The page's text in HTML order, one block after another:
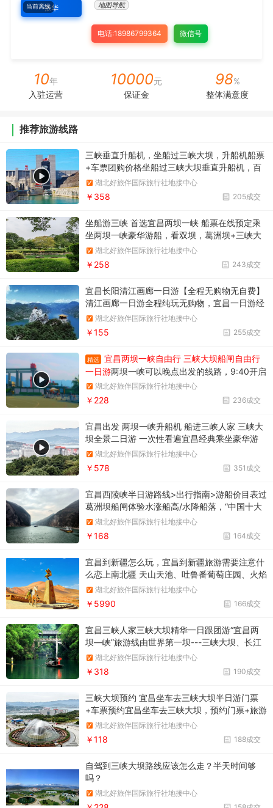
当前离线张华
地图导航
电话:18986799364 微信号
10年
入驻运营
10000元
保证金
98%
整体满意度
推荐旅游线路
三峡垂直升船机，坐船过三峡大坝，升船机船票
+车票团购价格坐船过三峡大坝垂直升船机，百
米升降，小船坐电梯，团购三峡大坝垂直升降机
船票+车票预定优惠价格
湖北好旅伴国际旅行社地接中心
205成交
￥358
坐船游三峡 首选宜昌两坝一峡 船票在线预定乘
坐两坝一峡豪华游船，看双坝，葛洲坝+三峡大
坝，船进三峡大坝一日游
湖北好旅伴国际旅行社地接中心
243成交
￥258
宜昌长阳清江画廊一日游【全程无购物无自费】
清江画廊一日游全程纯玩无购物，宜昌一日游经
典线路推荐，报名电话18986789364
湖北好旅伴国际旅行社地接中心
255成交
￥155
精选
宜昌两坝一峡自由行 三峡大坝船闸自由行
一日游两坝一峡可以晚点出发的线路，9:40开启
三峡之旅。两坝一峡游船过葛洲坝船闸
湖北好旅伴国际旅行社地接中心
236成交
￥228
宜昌出发 两坝一峡升船机 船进三峡人家 三峡大
坝全景二日游 一次性看遍宜昌经典乘坐豪华游
船，过葛洲坝+三峡大坝，游船直达三峡魅力人
家，近距离观三峡大坝，商旅必选打卡宜昌经典
湖北好旅伴国际旅行社地接中心
351成交
￥578
宜昌西陵峡半日游路线>出行指南>游船价目表过
葛洲坝船闸体验水涨船高/水降船落，“中国十大
风景名胜”之一
湖北好旅伴国际旅行社地接中心
164成交
￥168
宜昌到新疆怎么玩，宜昌到新疆旅游需要注意什
么恋上南北疆 天山天池、吐鲁番葡萄庄园、火焰
山、坎儿井、喀纳斯、禾木、怪石峪、伊犁、赛
里木湖、喀拉峻草原、巴音布鲁克、库尔勒、罗
湖北好旅伴国际旅行社地接中心
166成交
￥5990
宜昌三峡人家三峡大坝精华一日跟团游“宜昌两
坝—峡”旅游线由世界第一坝---三峡大坝、长江
第一坝---葛洲坝、国家首批5A景区“三峡大坝---
坛子岭”风景区、“三峡人家”石牌风景区、西陵画
廊风景区和绵延38公里的原汁原味西陵峡谷风光
湖北好旅伴国际旅行社地接中心
190成交
￥318
三峡大坝预约 宜昌坐车去三峡大坝半日游门票
+车票预约宜昌坐车去三峡大坝，预约门票+旅游
大巴车票，三峡大坝坐车半日游预约通道
湖北好旅伴国际旅行社地接中心
188成交
￥118
自驾到三峡大坝路线应该怎么走？半天时间够
吗？
湖北好旅伴国际旅行社地接中心